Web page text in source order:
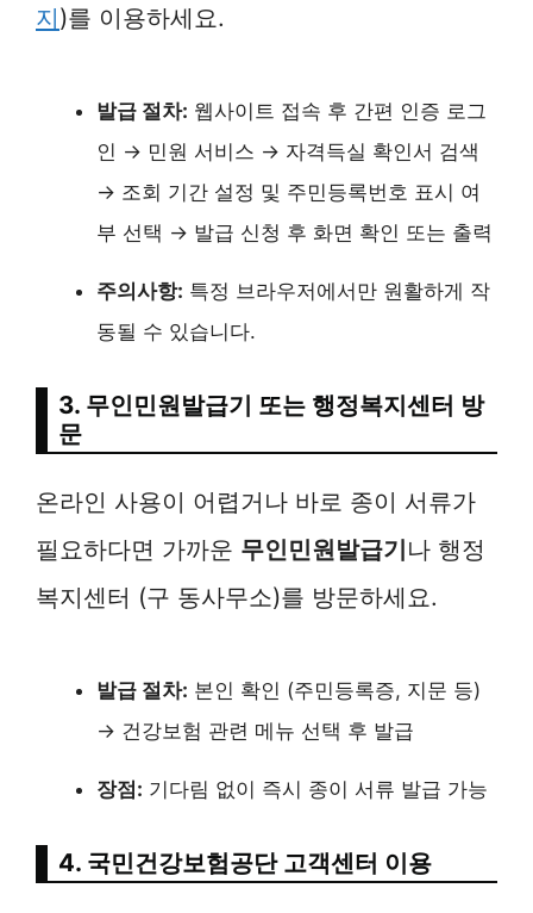
지)를 이용하세요.
발급 절차: 웹사이트 접속 후 간편 인증 로그
인 → 민원 서비스 → 자격득실 확인서 검색
→ 조회 기간 설정 및 주민등록번호 표시 여
부 선택 → 발급 신청 후 화면 확인 또는 출력
주의사항: 특정 브라우저에서만 원활하게 작
동될 수 있습니다.
3. 무인민원발급기 또는 행정복지센터 방
문
온라인 사용이 어렵거나 바로 종이 서류가
필요하다면 가까운 무인민원발급기나 행정
복지센터 (구 동사무소)를 방문하세요.
발급 절차: 본인 확인 (주민등록증, 지문 등)
→ 건강보험 관련 메뉴 선택 후 발급
장점: 기다림 없이 즉시 종이 서류 발급 가능
4. 국민건강보험공단 고객센터 이용